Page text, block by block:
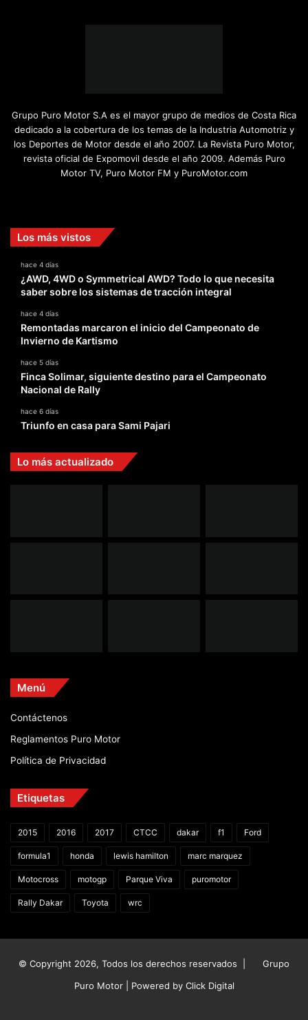
Grupo Puro Motor S.A es el mayor grupo de medios de Costa Rica
dedicado a la cobertura de los temas de la Industria Automotriz y
los Deportes de Motor desde el año 2007. La Revista Puro Motor,
revista oficial de Expomovil desde el año 2009. Además Puro
Motor TV, Puro Motor FM y PuroMotor.com
Los más vistos
hace 4 días
¿AWD, 4WD o Symmetrical AWD? Todo lo que necesita
saber sobre los sistemas de tracción integral
hace 4 días
Remontadas marcaron el inicio del Campeonato de
Invierno de Kartismo
hace 5 días
Finca Solimar, siguiente destino para el Campeonato
Nacional de Rally
hace 6 días
Triunfo en casa para Sami Pajari
Lo más actualizado
Menú
Contáctenos
Reglamentos Puro Motor
Política de Privacidad
Etiquetas
2015 2016 2017 CTCC dakar f1 Ford
formula1 honda lewis hamilton marc marquez
Motocross motogp Parque Viva puromotor
Rally Dakar Toyota wrc
© Copyright 2026, Todos los derechos reservados |
Grupo
Puro Motor | Powered by Click Digital